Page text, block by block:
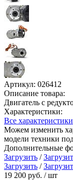
Артикул: 026412
Описание товара:
Двигатель с
Характеристики:
Все характеристики
Можем изменить
модели техники
Дополнительные
Загрузить /
Загрузить /
19 200 руб. / шт